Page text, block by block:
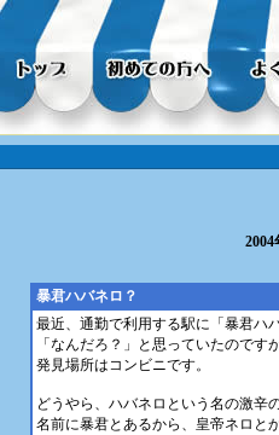
2004
暴君ハバネロ？
最近、通勤で利用する駅に「暴君ハ
「なんだろ？」と思っていたので
発見場所はコンビニです。
どうやら、ハバネロという名の激辛
名前に暴君とあるから、皇帝ネロと